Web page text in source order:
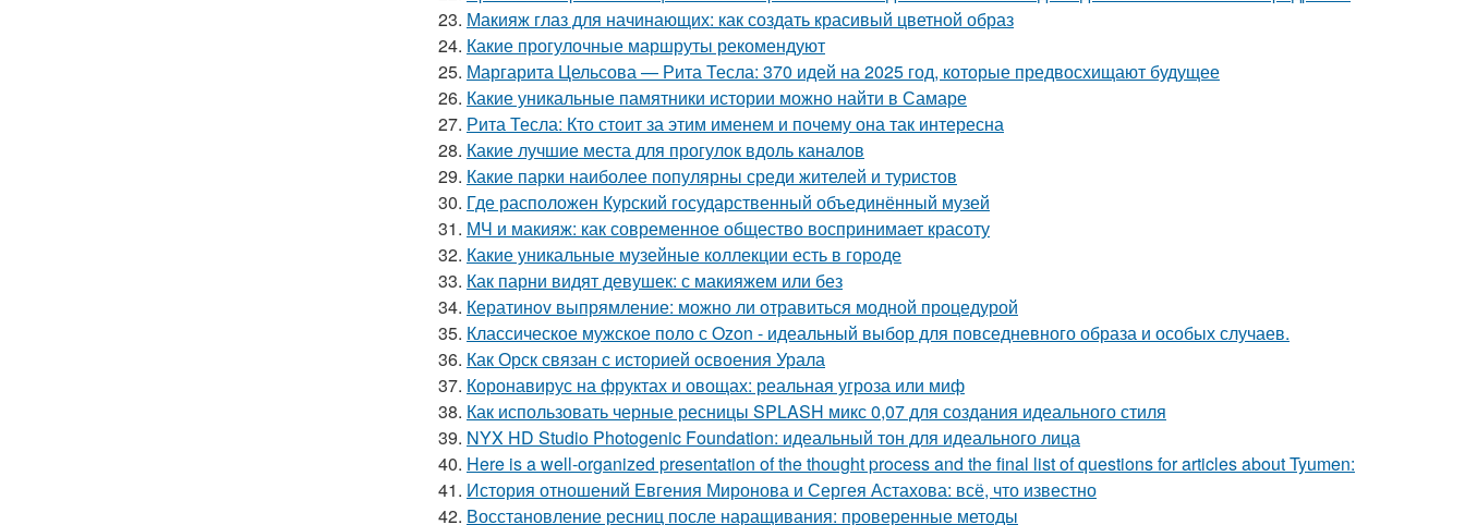
23. Макияж глаз для начинающих: как создать красивый цветной образ
24. Какие прогулочные маршруты рекомендуют
25. Маргарита Цельсова — Рита Тесла: 370 идей на 2025 год, которые предвосхищают будущее
26. Какие уникальные памятники истории можно найти в Самаре
27. Рита Тесла: Кто стоит за этим именем и почему она так интересна
28. Какие лучшие места для прогулок вдоль каналов
29. Какие парки наиболее популярны среди жителей и туристов
30. Где расположен Курский государственный объединённый музей
31. МЧ и макияж: как современное общество воспринимает красоту
32. Какие уникальные музейные коллекции есть в городе
33. Как парни видят девушек: с макияжем или без
34. Кератинov выпрямление: можно ли отравиться модной процедурой
35. Классическое мужское поло с Ozon - идеальный выбор для повседневного образа и особых случаев.
36. Как Орск связан с историей освоения Урала
37. Коронавирус на фруктах и овощах: реальная угроза или миф
38. Как использовать черные ресницы SPLASH микс 0,07 для создания идеального стиля
39. NYX HD Studio Photogenic Foundation: идеальный тон для идеального лица
40. Here is a well-organized presentation of the thought process and the final list of questions for articles about Tyumen:
41. История отношений Евгения Миронова и Сергея Астахова: всё, что известно
42. Восстановление ресниц после наращивания: проверенные методы